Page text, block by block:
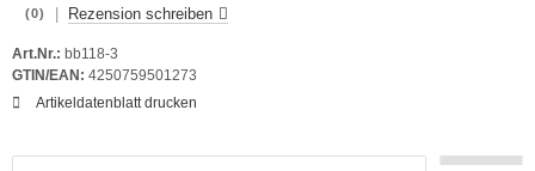
(0) Rezension schreiben
Art.Nr.: bb118-3
GTIN/EAN: 4250759501273
Artikeldatenblatt drucken